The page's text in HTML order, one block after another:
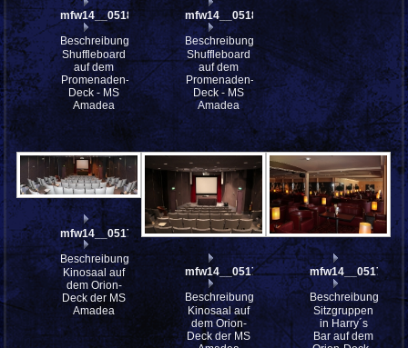
mfw14__051823
Beschreibung:
Shuffleboard
auf dem
Promenaden-
Deck - MS
Amadea
mfw14__051813
Beschreibung:
Shuffleboard
auf dem
Promenaden-
Deck - MS
Amadea
mfw14__051740st
Beschreibung:
Kinosaal auf
dem Orion-
Deck der MS
Amadea
mfw14__051737
Beschreibung:
Kinosaal auf
dem Orion-
Deck der MS
mfw14__051721
Beschreibung:
Sitzgruppen
in Harry´s
Bar auf dem